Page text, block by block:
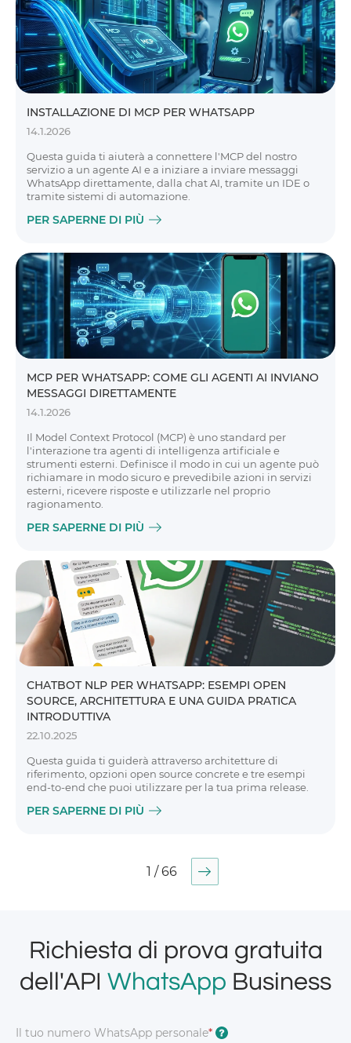
INSTALLAZIONE DI MCP PER WHATSAPP
14.1.2026
Questa guida ti aiuterà a connettere l'MCP del nostro
servizio a un agente AI e a iniziare a inviare messaggi
WhatsApp direttamente, dalla chat AI, tramite un IDE o
tramite sistemi di automazione.
PER SAPERNE DI PIÙ
MCP PER WHATSAPP: COME GLI AGENTI AI INVIANO
MESSAGGI DIRETTAMENTE
14.1.2026
Il Model Context Protocol (MCP) è uno standard per
l'interazione tra agenti di intelligenza artificiale e
strumenti esterni. Definisce il modo in cui un agente può
richiamare in modo sicuro e prevedibile azioni in servizi
esterni, ricevere risposte e utilizzarle nel proprio
ragionamento.
PER SAPERNE DI PIÙ
CHATBOT NLP PER WHATSAPP: ESEMPI OPEN
SOURCE, ARCHITETTURA E UNA GUIDA PRATICA
INTRODUTTIVA
22.10.2025
Questa guida ti guiderà attraverso architetture di
riferimento, opzioni open source concrete e tre esempi
end-to-end che puoi utilizzare per la tua prima release.
PER SAPERNE DI PIÙ
1 / 66
Richiesta di prova gratuita
dell'API WhatsApp Business
Il tuo numero WhatsApp personale* ?